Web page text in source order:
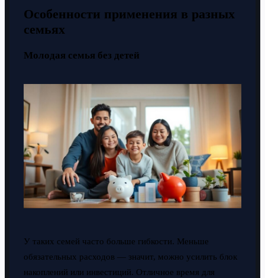
Особенности применения в разных
семьях
Молодая семья без детей
У таких семей часто больше гибкости. Меньше
обязательных расходов — значит, можно усилить блок
накоплений или инвестиций. Отличное время для